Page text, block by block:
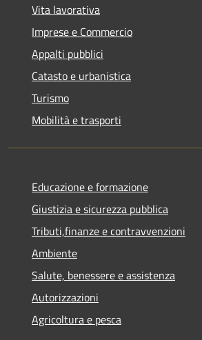
Vita lavorativa
Imprese e Commercio
Appalti pubblici
Catasto e urbanistica
Turismo
Mobilità e trasporti
Educazione e formazione
Giustizia e sicurezza pubblica
Tributi,finanze e contravvenzioni
Ambiente
Salute, benessere e assistenza
Autorizzazioni
Agricoltura e pesca